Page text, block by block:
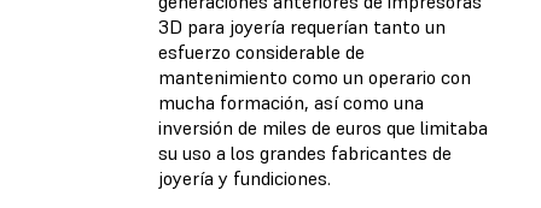
3D para joyería requerían tanto un
esfuerzo considerable de
mantenimiento como un operario con
mucha formación, así como una
inversión de miles de euros que limitaba
su uso a los grandes fabricantes de
joyería y fundiciones.